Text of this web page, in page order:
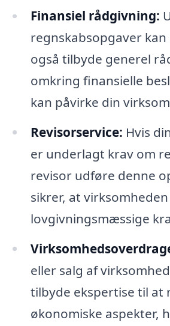
Finansiel rådgivning:
regnskabsopgaver
også tilbyde generel
omkring finansielle
kan påvirke din
Revisorservice: Hvis
er underlagt krav om
revisor udføre denne
sikrer, at
lovgivningsmæssige
eller salg af
tilbyde ekspertise til at
økonomiske aspekter,